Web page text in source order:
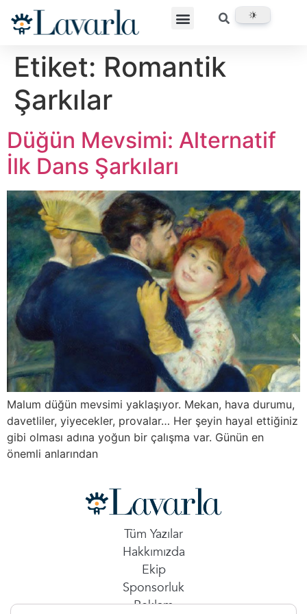
Etiket: Romantik
Şarkılar
Düğün Mevsimi: Alternatif
İlk Dans Şarkıları
Malum düğün mevsimi yaklaşıyor. Mekan, hava durumu,
davetliler, yiyecekler, provalar… Her şeyin hayal ettiğiniz
gibi olması adına yoğun bir çalışma var. Günün en
önemli anlarından
Tüm Yazılar
Hakkımızda
Ekip
Sponsorluk
Reklam